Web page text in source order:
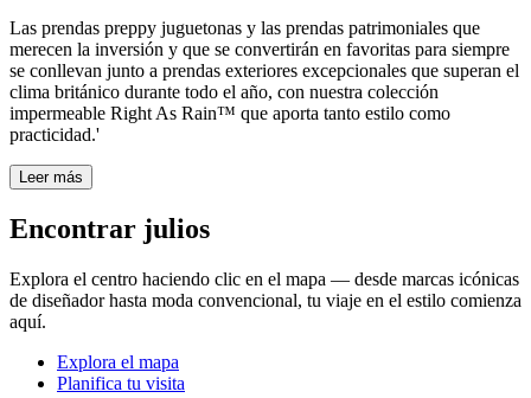
Las prendas preppy juguetonas y las prendas patrimoniales que
merecen la inversión y que se convertirán en favoritas para siempre
se conllevan junto a prendas exteriores excepcionales que superan el
clima británico durante todo el año, con nuestra colección
impermeable Right As Rain™ que aporta tanto estilo como
practicidad.'
Leer más
Encontrar julios
Explora el centro haciendo clic en el mapa — desde marcas icónicas
de diseñador hasta moda convencional, tu viaje en el estilo comienza
aquí.
Explora el mapa
Planifica tu visita